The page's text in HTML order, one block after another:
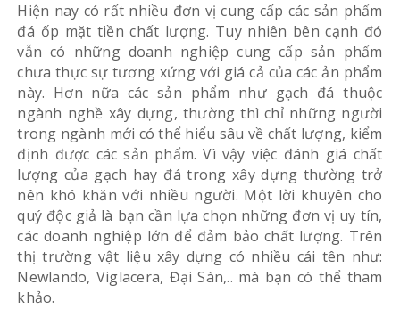
Hiện nay có rất nhiều đơn vị cung cấp các sản phẩm
đá ốp mặt tiền chất lượng. Tuy nhiên bên cạnh đó
vẫn có những doanh nghiệp cung cấp sản phẩm
chưa thực sự tương xứng với giá cả của các ản phẩm
này. Hơn nữa các sản phẩm như gạch đá thuộc
ngành nghề xây dựng, thường thì chỉ những người
trong ngành mới có thể hiểu sâu về chất lượng, kiểm
định được các sản phẩm. Vì vậy việc đánh giá chất
lượng của gạch hay đá trong xây dựng thường trở
nên khó khăn với nhiều người. Một lời khuyên cho
quý độc giả là bạn cần lựa chọn những đơn vị uy tín,
các doanh nghiệp lớn để đảm bảo chất lượng. Trên
thị trường vật liệu xây dựng có nhiều cái tên như:
Newlando, Viglacera, Đại Sàn,.. mà bạn có thể tham
khảo.